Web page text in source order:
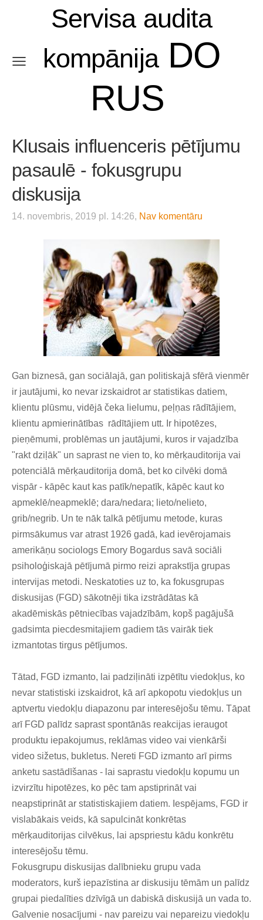
Servisa audita
kompānijaDO
RUS
Klusais influenceris pētījumu
pasaulē - fokusgrupu
diskusija
14. novembris, 2019 pl. 14:26, Nav komentāru
Gan biznesā, gan sociālajā, gan politiskajā sfērā vienmēr
ir jautājumi, ko nevar izskaidrot ar statistikas datiem,
klientu plūsmu, vidējā čeka lielumu, peļņas rādītājiem,
klientu apmierinātības rādītājiem utt. Ir hipotēzes,
pieņēmumi, problēmas un jautājumi, kuros ir vajadzība
"rakt dziļāk" un saprast ne vien to, ko mērķauditorija vai
potenciālā mērķauditorija domā, bet ko cilvēki domā
vispār - kāpēc kaut kas patīk/nepatīk, kāpēc kaut ko
apmeklē/neapmeklē; dara/nedara; lieto/nelieto,
grib/negrib. Un te nāk talkā pētījumu metode, kuras
pirmsākumus var atrast 1926 gadā, kad ievērojamais
amerikāņu sociologs Emory Bogardus savā sociāli
psiholoģiskajā pētījumā pirmo reizi aprakstīja grupas
intervijas metodi. Neskatoties uz to, ka fokusgrupas
diskusijas (FGD) sākotnēji tika izstrādātas kā
akadēmiskās pētniecības vajadzībām, kopš pagājušā
gadsimta piecdesmitajiem gadiem tās vairāk tiek
izmantotas tirgus pētījumos.
Tātad, FGD izmanto, lai padziļināti izpētītu viedokļus, ko
nevar statistiski izskaidrot, kā arī apkopotu viedokļus un
aptvertu viedokļu diapazonu par interesējošu tēmu. Tāpat
arī FGD palīdz saprast spontānās reakcijas ieraugot
produktu iepakojumus, reklāmas video vai vienkārši
video sižetus, bukletus. Nereti FGD izmanto arī pirms
anketu sastādīšanas - lai saprastu viedokļu kopumu un
izvirzītu hipotēzes, ko pēc tam apstiprināt vai
neapstiprināt ar statistiskajiem datiem. Iespējams, FGD ir
vislabākais veids, kā sapulcināt konkrētas
mērķauditorijas cilvēkus, lai apspriestu kādu konkrētu
interesējošu tēmu.
Fokusgrupu diskusijas dalībnieku grupu vada
moderators, kurš iepazīstina ar diskusiju tēmām un palīdz
grupai piedalīties dzīvīgā un dabiskā diskusijā un vada to.
Galvenie nosacījumi - nav pareizu vai nepareizu viedokļu